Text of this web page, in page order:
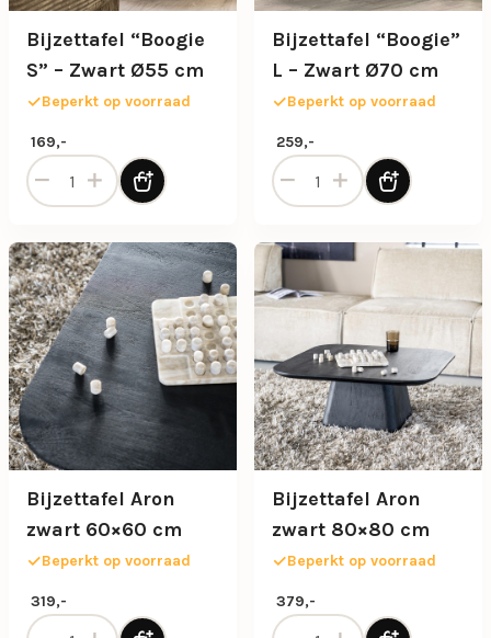
Bijzettafel “Boogie
S” – Zwart Ø55 cm
Beperkt op voorraad
169,-
Bijzettafel “Boogie S” – Zwart Ø55 cm aantal
Bijzettafel “Boogie”
L – Zwart Ø70 cm
Beperkt op voorraad
259,-
Bijzettafel “Boogie” L –
Bijzettafel Aron
zwart 60×60 cm
Beperkt op voorraad
319,-
Bijzettafel Aron zwart 60x60 cm aantal
Bijzettafel Aron
zwart 80×80 cm
Beperkt op voorraad
379,-
Bijzettafel Aron zwart